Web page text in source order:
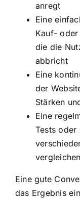
anregt
Eine
Kauf- oder
die die
abbricht
Eine
der
Stärken
Eine
Tests oder
Eine gute
das Ergebnis